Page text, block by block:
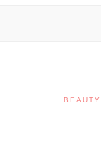
BEAUTY